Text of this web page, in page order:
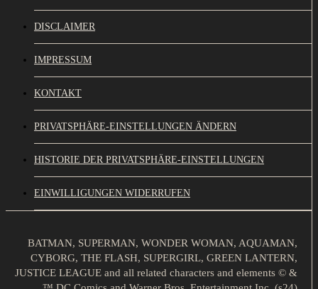
DISCLAIMER
IMPRESSUM
KONTAKT
PRIVATSPHÄRE-EINSTELLUNGEN ÄNDERN
HISTORIE DER PRIVATSPHÄRE-EINSTELLUNGEN
EINWILLIGUNGEN WIDERRUFEN
BATMAN, SUPERMAN, WONDER WOMAN, AQUAMAN,
CYBORG, THE FLASH, SUPERGIRL, GREEN LANTERN,
JUSTICE LEAGUE and all related characters and elements © &